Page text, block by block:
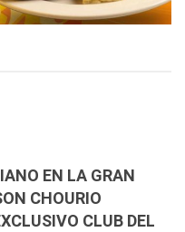
EN LA GRAN
CHOURIO
CLUB DEL